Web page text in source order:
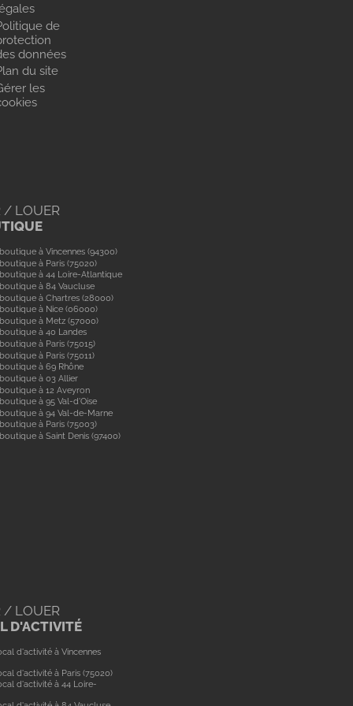
de
données
du site
les
/ LOUER
à Vincennes (94300)
à Paris (75020)
à 44 Loire-Atlantique
à 84 Vaucluse
à Chartres (28000)
à Nice (06000)
à Metz (57000)
à 40 Landes
à Paris (75015)
à Paris (75011)
à 69 Rhône
à 03 Allier
à 12 Aveyron
à 95 Val-d'Oise
à 94 Val-de-Marne
à Paris (75003)
à Saint Denis (97400)
/ LOUER
D'ACTIVITÉ
d'activité à Vincennes
d'activité à Paris (75020)
d'activité à 44 Loire-